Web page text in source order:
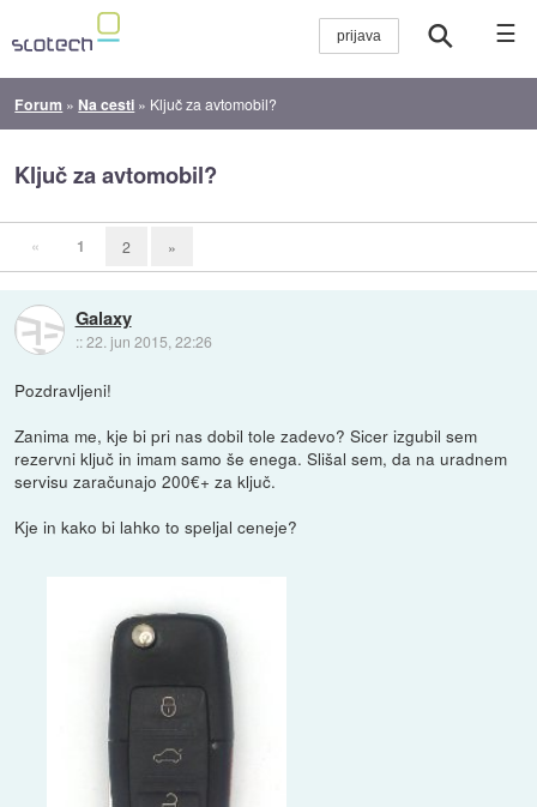
☰
Forum » Na cesti » Ključ za avtomobil?
Ključ za avtomobil?
« 1 2 »
Galaxy
::22. jun 2015, 22:26
Pozdravljeni!
Zanima me, kje bi pri nas dobil tole zadevo? Sicer izgubil sem
rezervni ključ in imam samo še enega. Slišal sem, da na uradnem
servisu zaračunajo 200€+ za ključ.
Kje in kako bi lahko to speljal ceneje?